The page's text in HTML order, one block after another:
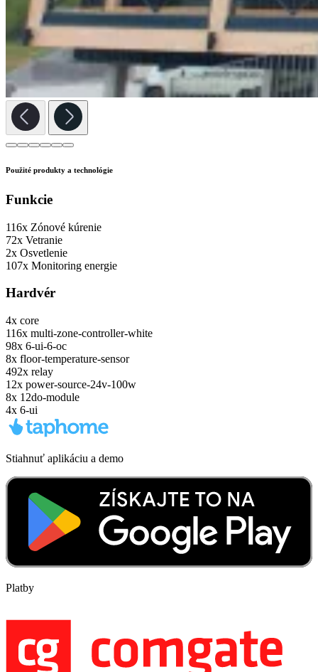
Použité produkty a technológie
Funkcie
116x Zónové kúrenie
72x Vetranie
2x Osvetlenie
107x Monitoring energie
Hardvér
4x core
116x multi-zone-controller-white
98x 6-ui-6-oc
8x floor-temperature-sensor
492x relay
12x power-source-24v-100w
8x 12do-module
4x 6-ui
Stiahnuť aplikáciu a demo
Platby